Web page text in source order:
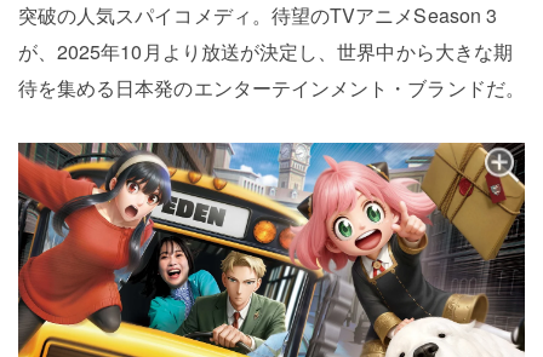
突破の人気スパイコメディ。待望のTVアニメSeason 3
が、2025年10月より放送が決定し、世界中から大きな期
待を集める日本発のエンターテインメント・ブランドだ。